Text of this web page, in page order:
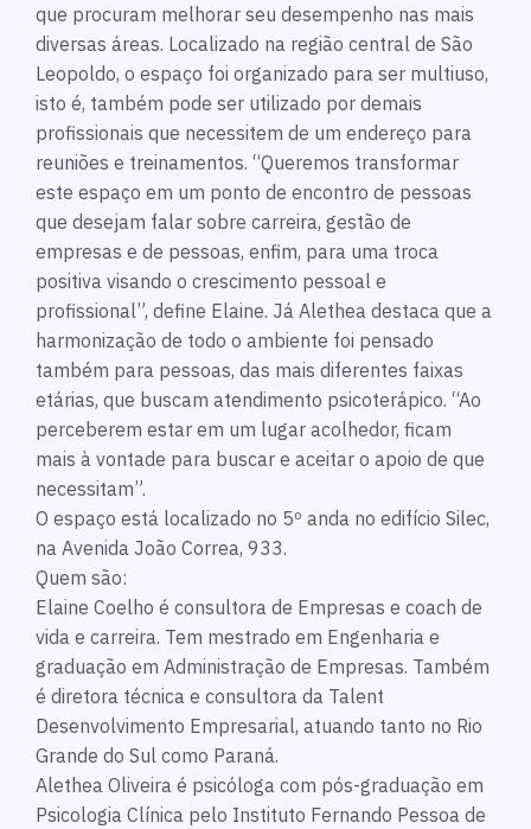
que procuram melhorar seu desempenho nas mais
diversas áreas. Localizado na região central de São
Leopoldo, o espaço foi organizado para ser multiuso,
isto é, também pode ser utilizado por demais
profissionais que necessitem de um endereço para
reuniões e treinamentos. “Queremos transformar
este espaço em um ponto de encontro de pessoas
que desejam falar sobre carreira, gestão de
empresas e de pessoas, enfim, para uma troca
positiva visando o crescimento pessoal e
profissional”, define Elaine. Já Alethea destaca que a
harmonização de todo o ambiente foi pensado
também para pessoas, das mais diferentes faixas
etárias, que buscam atendimento psicoterápico. “Ao
perceberem estar em um lugar acolhedor, ficam
mais à vontade para buscar e aceitar o apoio de que
necessitam”.
O espaço está localizado no 5º anda no edifício Silec,
na Avenida João Correa, 933.
Quem são:
Elaine Coelho é consultora de Empresas e coach de
vida e carreira. Tem mestrado em Engenharia e
graduação em Administração de Empresas. Também
é diretora técnica e consultora da Talent
Desenvolvimento Empresarial, atuando tanto no Rio
Grande do Sul como Paraná.
Alethea Oliveira é psicóloga com pós-graduação em
Psicologia Clínica pelo Instituto Fernando Pessoa de